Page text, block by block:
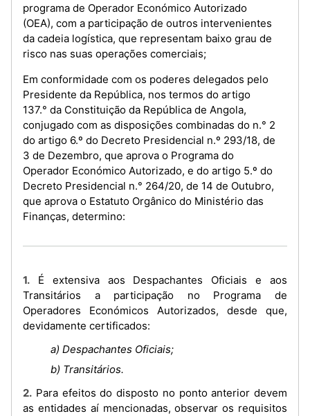
programa de Operador Económico Autorizado
(OEA), com a participação de outros intervenientes
da cadeia logística, que representam baixo grau de
risco nas suas operações comerciais;
Em conformidade com os poderes delegados pelo
Presidente da República, nos termos do artigo
137.° da Constituição da República de Angola,
conjugado com as disposições combinadas do n.° 2
do artigo 6.º do Decreto Presidencial n.º 293/18, de
3 de Dezembro, que aprova o Programa do
Operador Económico Autorizado, e do artigo 5.º do
Decreto Presidencial n.° 264/20, de 14 de Outubro,
que aprova o Estatuto Orgânico do Ministério das
Finanças, determino:
1. É extensiva aos Despachantes Oficiais e aos
Transitários a participação no Programa de
Operadores Económicos Autorizados, desde que,
devidamente certificados:
a) Despachantes Oficiais;
b) Transitários.
2. Para efeitos do disposto no ponto anterior devem
as entidades aí mencionadas, observar os requisitos